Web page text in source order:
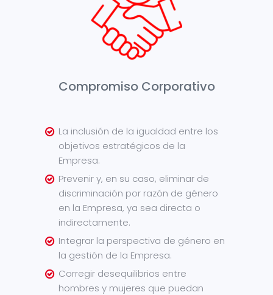
Compromiso Corporativo
La inclusión de la igualdad entre los
objetivos estratégicos de la
Empresa.
Prevenir y, en su caso, eliminar de
discriminación por razón de género
en la Empresa, ya sea directa o
indirectamente.
Integrar la perspectiva de género en
la gestión de la Empresa.
Corregir desequilibrios entre
hombres y mujeres que puedan